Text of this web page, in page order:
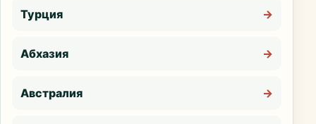
Турция →
Абхазия →
Австралия →